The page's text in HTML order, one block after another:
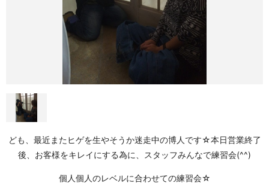
ども、最近またヒゲを生やそうか迷走中の博人です☆本日営業終了
後、お客様をキレイにする為に、スタッフみんなで練習会(^^)
個人個人のレベルに合わせての練習会☆